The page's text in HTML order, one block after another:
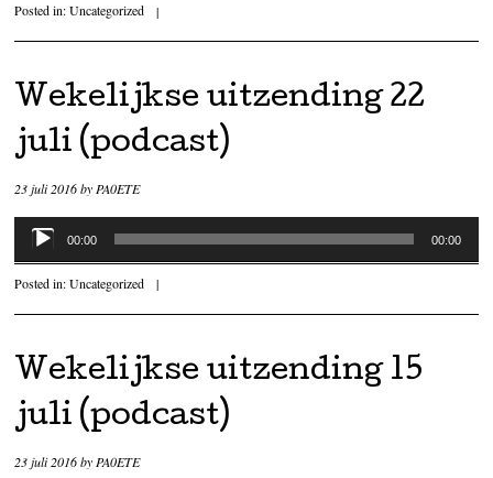
Posted in:Uncategorized |
Wekelijkse uitzending 22
juli (podcast)
23 juli 2016byPA0ETE
Audiospeler
00:00 00:00
Posted in:Uncategorized |
Wekelijkse uitzending 15
juli (podcast)
23 juli 2016by PA0ETE